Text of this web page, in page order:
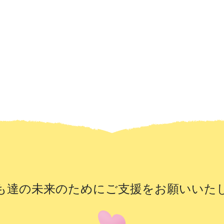
達の未来のために ご支援をお願いいた